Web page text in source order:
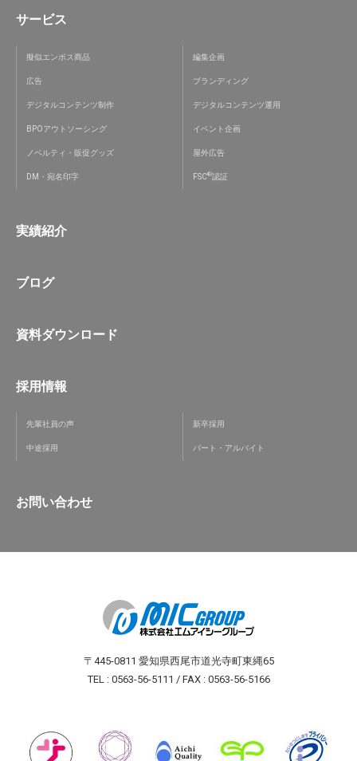
サービス
擬似エンボス商品 編集企画
広告 ブランディング
デジタルコンテンツ制作 デジタルコンテンツ運用
BPOアウトソーシング イベント企画
ノベルティ・販促グッズ 屋外広告
DM・宛名印字 FSC®認証
実績紹介
ブログ
資料ダウンロード
採用情報
先輩社員の声 新卒採用
中途採用 パート・アルバイト
お問い合わせ
〒445-0811 愛知県西尾市道光寺町東縄65
TEL : 0563-56-5111 / FAX : 0563-56-5166